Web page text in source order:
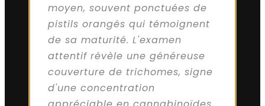
moyen, souvent ponctuées de
pistils orangés qui témoignent
de sa maturité. L'examen
attentif révèle une généreuse
couverture de trichomes, signe
d'une concentration